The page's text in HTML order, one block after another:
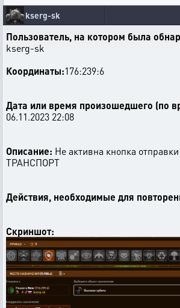
kserg-sk
Пользователь, на котором была
kserg-sk
Координаты:176:239:6
Дата или время произошедшего (по
06.11.2023 22:08
Описание: Не активна кнопка
ТРАНСПОРТ
Действия, необходимые для
Скриншот: